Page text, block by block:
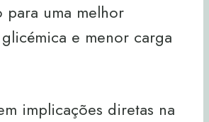
uma melhor
e menor carga
implicações diretas na